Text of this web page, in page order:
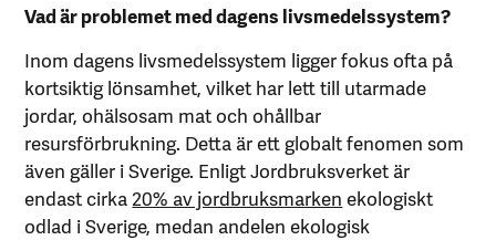
Vad är problemet med dagens livsmedelssystem?
Inom dagens livsmedelssystem ligger fokus ofta på
kortsiktig lönsamhet, vilket har lett till utarmade
jordar, ohälsosam mat och ohållbar
resursförbrukning. Detta är ett globalt fenomen som
även gäller i Sverige. Enligt Jordbruksverket är
endast cirka 20% av jordbruksmarken ekologiskt
odlad i Sverige, medan andelen ekologisk